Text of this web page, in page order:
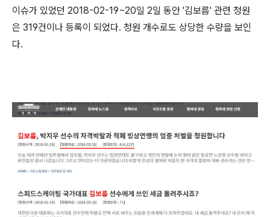
이슈가 있었던 2018-02-19~20일 2일 동안 '김보름' 관련 청원
은 319건이나 등록이 되었다. 청원 개수로도 상당한 수량을 보인
다.